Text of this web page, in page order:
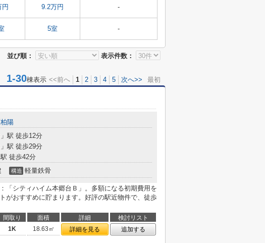
円 9.2万円 -
5室 -
並び順： 表示件数：
1-30棟表示 <<前へ 1 2 3 4 5 次へ>> 最初
柏陽
」駅 徒歩12分
」駅 徒歩29分
駅 徒歩42分
構造 軽量鉄骨
「シティハイム本郷台Ｂ」。多額になる初期費用を
がおすすめに貯まります。好評の駅近物件で、徒歩
間取り 面積 詳細
検討リスト
1K 18.63㎡ 詳細を見る 追加する